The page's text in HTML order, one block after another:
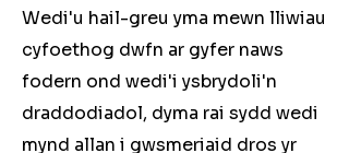
Wedi'u hail-greu yma mewn lliwiau
cyfoethog dwfn ar gyfer naws
fodern ond wedi'i ysbrydoli'n
draddodiadol, dyma rai sydd wedi
mynd allan i gwsmeriaid dros yr